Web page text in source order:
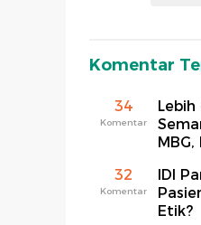
Komentar
34
Komentar
32
Komentar
IDI
Etik?